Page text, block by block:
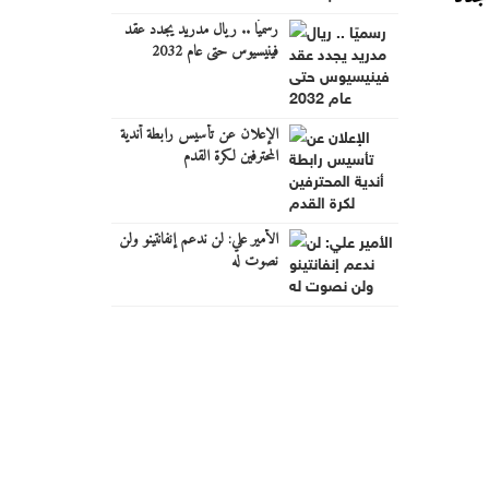
رسميًا .. ريال مدريد يجدد عقد
فينيسيوس حتى عام 2032
الإعلان عن تأسيس رابطة أندية
المحترفين لكرة القدم
الأمير علي: لن ندعم إنفانتينو ولن
نصوت له